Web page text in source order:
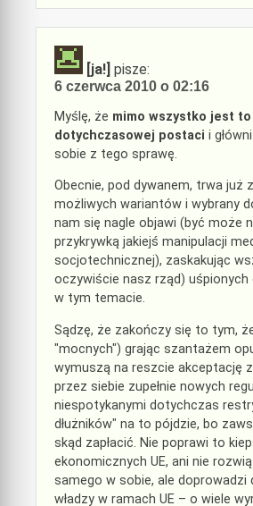
[ja!] pisze:
6 czerwca 2010 o 02:16
Myślę, że mimo wszystko jest
dotychczasowej postaci i
sobie z tego sprawę.
Obecnie, pod dywanem, trwa już
możliwych wariantów i wybrany
nam się nagle objawi (być może
przykrywką jakiejś manipulacji
socjotechnicznej), zaskakując
oczywiście nasz rząd)
w tym temacie.
Sądzę, że zakończy się to tym,
"mocnych") grając szantażem
wymuszą na reszcie akceptację
przez siebie zupełnie nowych
niespotykanymi dotychczas
dłużników" na to pójdzie, bo
skąd zapłacić. Nie poprawi to
ekonomicznych UE, ani nie
samego w sobie, ale doprowadzi
władzy w ramach UE – o wiele